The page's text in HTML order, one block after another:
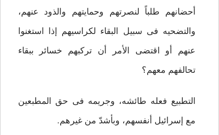
أحضانهم طلباً لنصرتهم وحمایتهم والذود عنهم،
والتضحیه فی سبیل البقاء لکراسیهم إذا استغنوا
عنهم أو اقتضى الأمر أن ترکبهم خسائر ببقاء
تحالفهم معهم؟
التطبیع فعله طائشه، وجریمه فی حق المطبعین
مع إسرائیل أنفسهم، وبأشدّ من غیرهم.